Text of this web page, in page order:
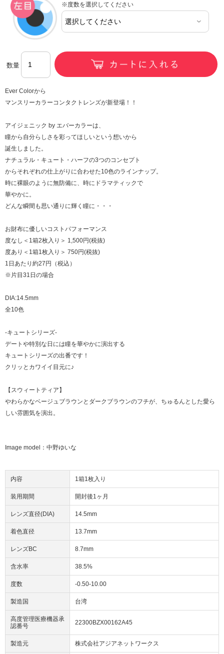
※度数を選択してください
数量
Ever Colorから
マンスリーカラーコンタクトレンズが新登場！！
アイジェニック by エバーカラーは、
瞳から自分らしさを彩ってほしいという想いから
誕生しました。
ナチュラル・キュート・ハーフの3つのコンセプト
からそれぞれの仕上がりに合わせた10色のラインナップ。
時に裸眼のように無防備に、時にドラマティックで
華やかに。
どんな瞬間も思い通りに輝く瞳に・・・
お財布に優しいコストパフォーマンス
度なし＜1箱2枚入り＞ 1,500円(税抜)
度あり＜1箱1枚入り＞ 750円(税抜)
1日あたり約27円（税込）
※片目31日の場合
DIA:14.5mm
全10色
-キュートシリーズ-
デートや特別な日には瞳を華やかに演出する
キュートシリーズの出番です！
クリッとカワイイ目元に♪
【スウィートティア】
やわらかなベージュブラウンとダークブラウンのフチが、ちゅるんとした愛ら
しい雰囲気を演出。
Image model：中野ゆいな
内容 1箱1枚入り
装用期間 開封後1ヶ月
レンズ直径(DIA) 14.5mm
着色直径 13.7mm
レンズBC 8.7mm
含水率 38.5%
度数 -0.50-10.00
製造国 台湾
高度管理医療機器承
認番号
22300BZX00162A45
製造元 株式会社アジアネットワークス